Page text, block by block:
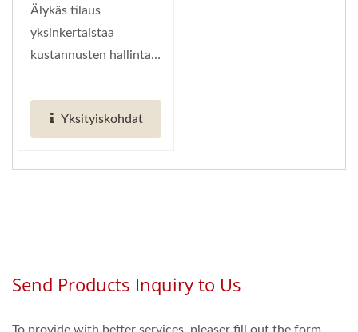
Mi)
Automaation
Globaali Toimittaja)
Älykäs tilaus
yksinkertaistaa
kustannusten hallintaa
vaivattoman
hallinnan...
Yksityiskohdat